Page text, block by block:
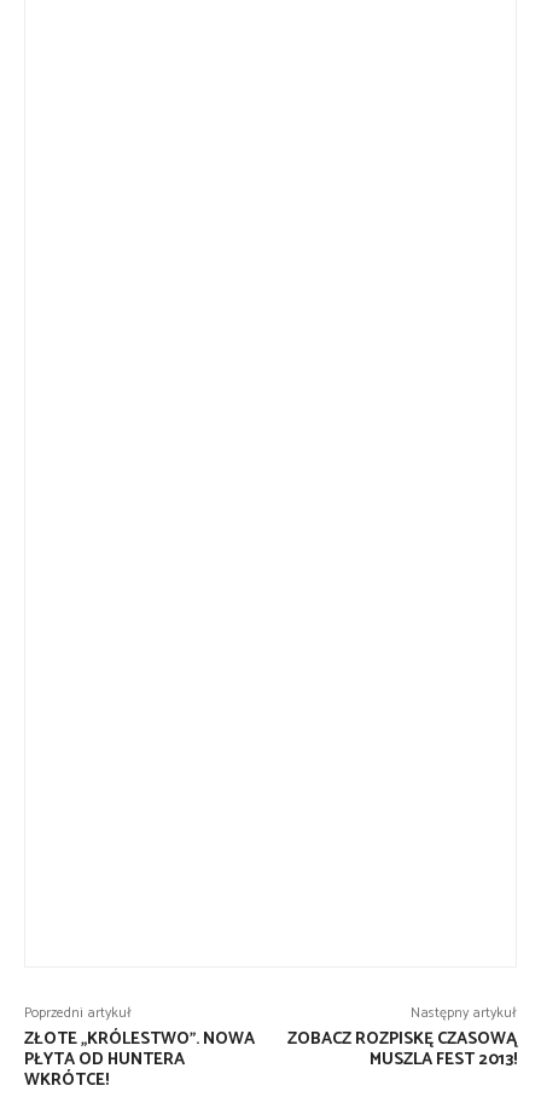
Poprzedni artykuł
ZŁOTE „KRÓLESTWO”. NOWA
PŁYTA OD HUNTERA
WKRÓTCE!
Następny artykuł
ZOBACZ ROZPISKĘ CZASOWĄ
MUSZLA FEST 2013!